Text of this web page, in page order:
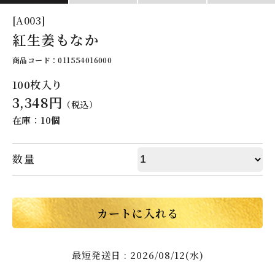
[A003]
紅生姜もなか
商品コード：011554016000
100枚入り
3,348円 （税込）
在庫：10個
数量
カートに入れる
最短発送日 : 2026/08/12(水)